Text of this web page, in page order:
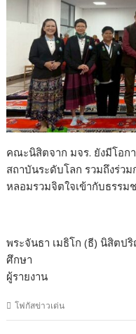
คณะนิสิตจาก มจร. ยังมีโอก
สถาบันระดับโลก รวมถึงร่ว
หลอมรวมจิตใจเข้ากับธรร
พระจันธา เมธิโก (ธี) นิสิตป
ศึกษา
ผู้รายงาน
โฟกัสข่าวเด่น